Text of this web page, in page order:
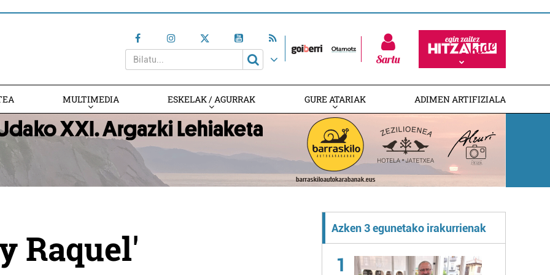
Sartu
MULTIMEDIA ESKELAK / AGURRAK GURE ATARIAK ADIMEN ARTIFIZIALA
Raquel' Azken 3 egunetako irakurrienak
1